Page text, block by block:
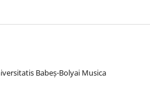
Babeș-Bolyai Musica